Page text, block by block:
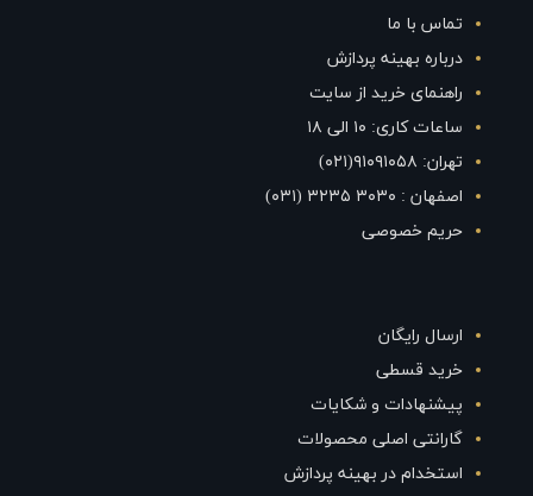
تماس با ما
درباره بهینه پردازش
راهنمای خرید از سایت
ساعات کاری: ۱۰ الی ۱۸
تهران: ۹۱۰۹۱۰۵۸(۰۲۱)
اصفهان : ۳۰۳۰ ۳۲۳۵ (۰۳۱)
حریم خصوصی
ارسال رایگان
خرید قسطی
پیشنهادات و شکایات
گارانتی اصلی محصولات
استخدام در بهینه پردازش